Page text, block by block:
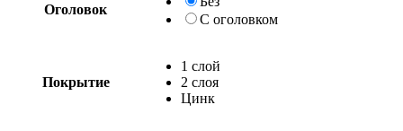
Оголовок
С оголовком
Покрытие
1 слой
2 слоя
Цинк